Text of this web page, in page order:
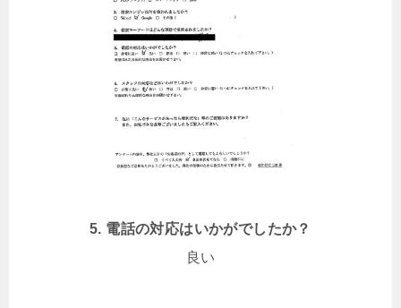
5. 電話の対応はいかがでしたか？
良い